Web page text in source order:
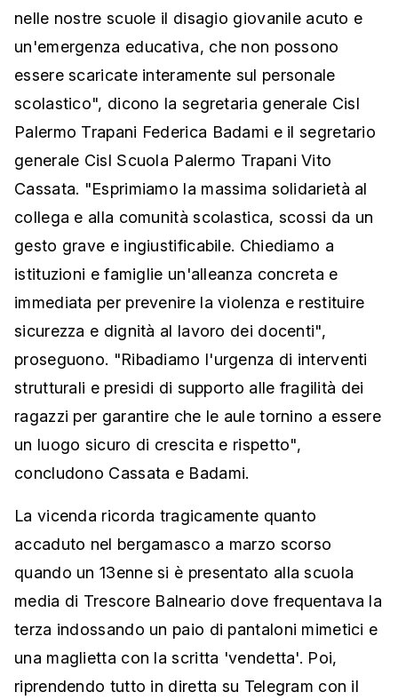
nelle nostre scuole il disagio giovanile acuto e
un'emergenza educativa, che non possono
essere scaricate interamente sul personale
scolastico", dicono la segretaria generale Cisl
Palermo Trapani Federica Badami e il segretario
generale Cisl Scuola Palermo Trapani Vito
Cassata. "Esprimiamo la massima solidarietà al
collega e alla comunità scolastica, scossi da un
gesto grave e ingiustificabile. Chiediamo a
istituzioni e famiglie un'alleanza concreta e
immediata per prevenire la violenza e restituire
sicurezza e dignità al lavoro dei docenti",
proseguono. "Ribadiamo l'urgenza di interventi
strutturali e presidi di supporto alle fragilità dei
ragazzi per garantire che le aule tornino a essere
un luogo sicuro di crescita e rispetto",
concludono Cassata e Badami.
La vicenda ricorda tragicamente quanto
accaduto nel bergamasco a marzo scorso
quando un 13enne si è presentato alla scuola
media di Trescore Balneario dove frequentava la
terza indossando un paio di pantaloni mimetici e
una maglietta con la scritta 'vendetta'. Poi,
riprendendo tutto in diretta su Telegram con il